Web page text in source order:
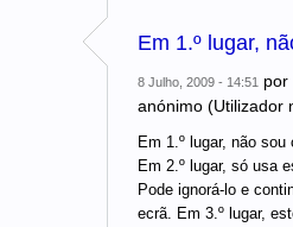
Em 1.º lugar,
8 Julho, 2009 - 14:51 por
anónimo (Utilizador
Em 1.º lugar, não
Em 2.º lugar, só usa
Pode ignorá-lo e
ecrã. Em 3.º lugar,